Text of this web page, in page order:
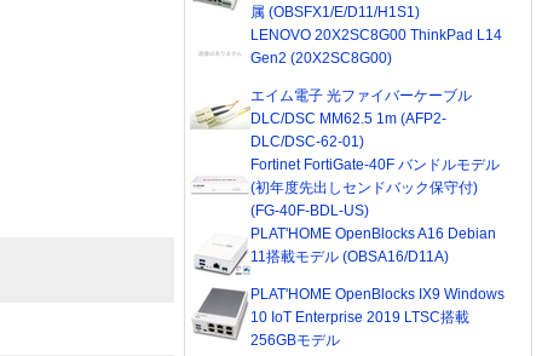
属 (OBSFX1/E/D11/H1S1)
LENOVO 20X2SC8G00 ThinkPad L14
Gen2 (20X2SC8G00)
エイム電子 光ファイバーケーブル
DLC/DSC MM62.5 1m (AFP2-
DLC/DSC-62-01)
Fortinet FortiGate-40F バンドルモデル
(初年度先出しセンドバック保守付)
(FG-40F-BDL-US)
PLAT'HOME OpenBlocks A16 Debian
11搭載モデル (OBSA16/D11A)
PLAT'HOME OpenBlocks IX9 Windows
10 IoT Enterprise 2019 LTSC搭載
256GBモデル